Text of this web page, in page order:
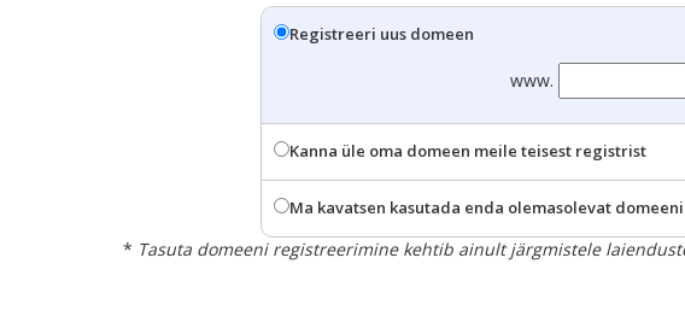
Registreeri uus domeen
www.
Kanna üle oma domeen meile teisest registrist
Ma kavatsen kasutada enda olemasolevat
* Tasuta domeeni registreerimine kehtib ainult järgmistele